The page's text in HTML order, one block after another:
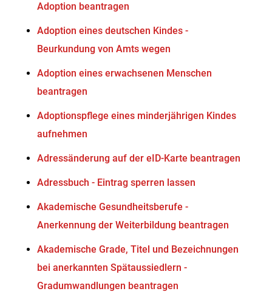
Adoption beantragen
Adoption eines deutschen Kindes -
Beurkundung von Amts wegen
Adoption eines erwachsenen Menschen
beantragen
Adoptionspflege eines minderjährigen Kindes
aufnehmen
Adressänderung auf der eID-Karte beantragen
Adressbuch - Eintrag sperren lassen
Akademische Gesundheitsberufe -
Anerkennung der Weiterbildung beantragen
Akademische Grade, Titel und Bezeichnungen
bei anerkannten Spätaussiedlern -
Gradumwandlungen beantragen